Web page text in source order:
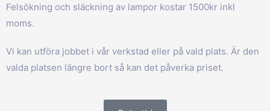
Felsökning och släckning av lampor kostar 1500kr inkl
moms.
Vi kan utföra jobbet i vår verkstad eller på vald plats. Är den
valda platsen längre bort så kan det påverka priset.